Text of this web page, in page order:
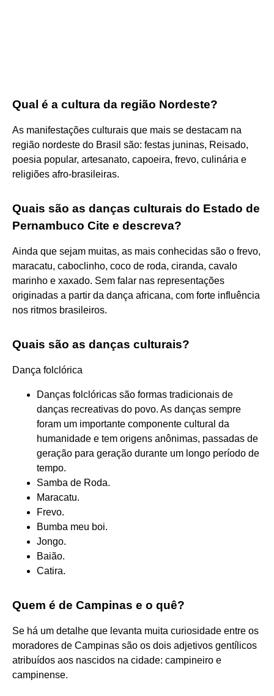
Qual é a cultura da região Nordeste?
As manifestações culturais que mais se destacam na
região nordeste do Brasil são: festas juninas, Reisado,
poesia popular, artesanato, capoeira, frevo, culinária e
religiões afro-brasileiras.
Quais são as danças culturais do Estado de
Pernambuco Cite e descreva?
Ainda que sejam muitas, as mais conhecidas são o frevo,
maracatu, caboclinho, coco de roda, ciranda, cavalo
marinho e xaxado. Sem falar nas representações
originadas a partir da dança africana, com forte influência
nos ritmos brasileiros.
Quais são as danças culturais?
Dança folclórica
Danças folclóricas são formas tradicionais de
danças recreativas do povo. As danças sempre
foram um importante componente cultural da
humanidade e tem origens anônimas, passadas de
geração para geração durante um longo período de
tempo.
Samba de Roda.
Maracatu.
Frevo.
Bumba meu boi.
Jongo.
Baião.
Catira.
Quem é de Campinas e o quê?
Se há um detalhe que levanta muita curiosidade entre os
moradores de Campinas são os dois adjetivos gentílicos
atribuídos aos nascidos na cidade: campineiro e
campinense.